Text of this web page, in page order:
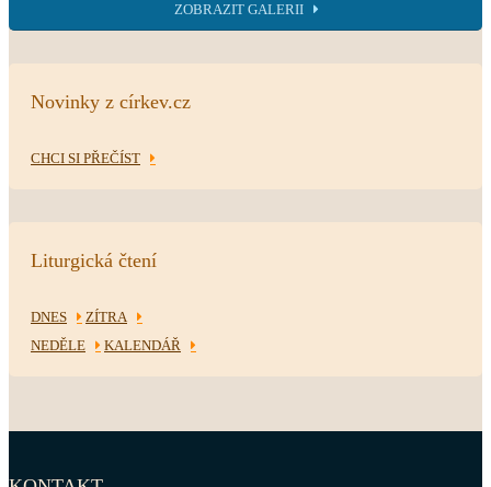
ZOBRAZIT GALERII
Novinky z církev.cz
CHCI SI PŘEČÍST
Liturgická čtení
DNES
ZÍTRA
NEDĚLE
KALENDÁŘ